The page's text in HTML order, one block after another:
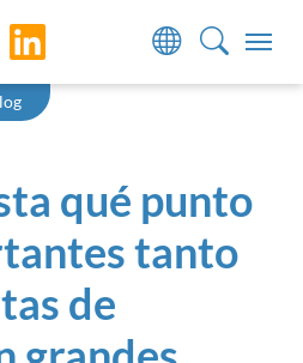
qué punto
tanto
de